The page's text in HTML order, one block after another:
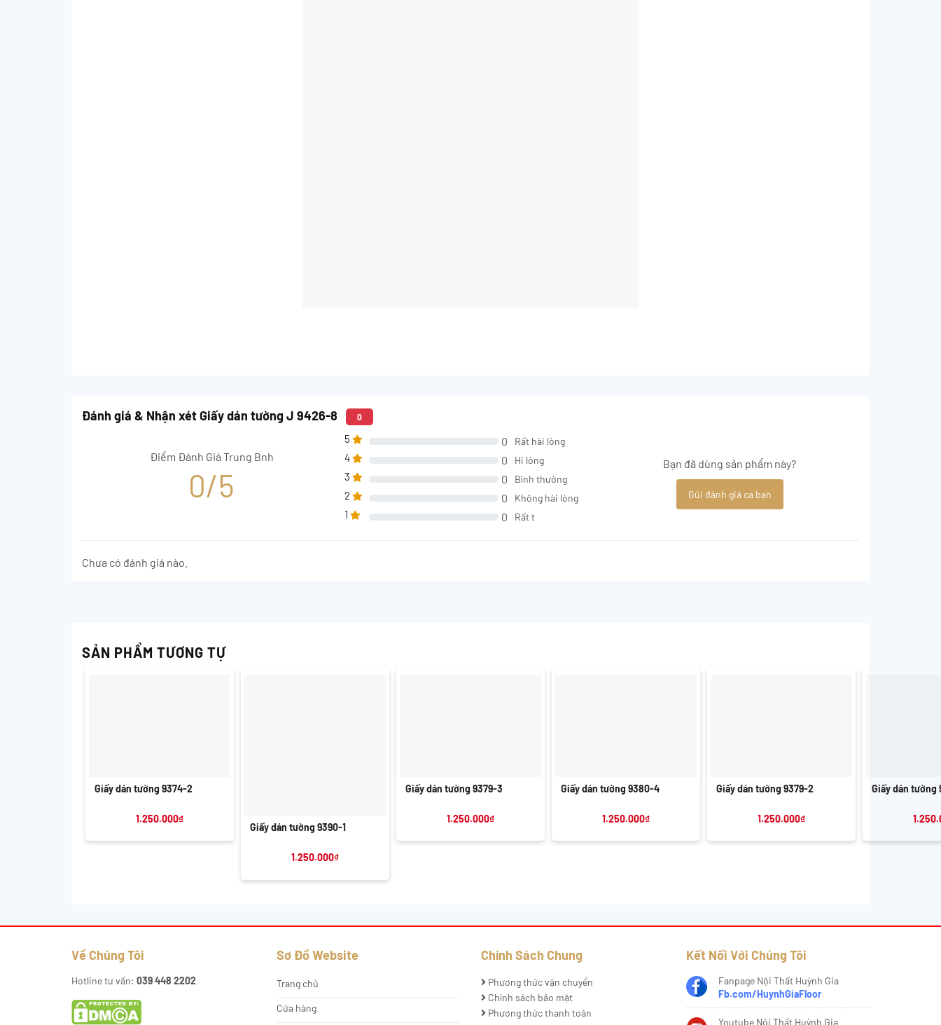
Đánh giá & Nhận xét Giấy dán tường J 9426-8 0
Điểm Đánh Giá Trung Bnh
0/5
5 0 Rất hài lòng
4 0 Hi lòng
3 0 Bình thường
2 0 Không hài lòng
1 0 Rất t
Bạn đã dùng sản phẩm này?
Gửi đánh giá ca bạn
Chưa có đánh giá nào.
SẢN PHẨM TƯƠNG TỰ
Giấy dán tường 9374-2
1.250.000₫
Giấy dán tường 9390-1
1.250.000₫
Giấy dán tường 9379-3
1.250.000₫
Giấy dán tường 9380-4
1.250.000₫
Giấy dán tường 9379-2
1.250.000₫
Giấy dán tường
Về Chúng Tôi
Hotline tư vấn: 039 448 2202
Sơ Đồ Website
Trang chủ
Cửa hàng
Chính Sách Chung
Phương thức vận chuyển
Chính sách bảo mật
Phương thức thanh toán
Kết Nối Với Chúng Tôi
Fanpage Nội Thất Huỳnh Gia
Fb.com/HuynhGiaFloor
Youtube Nội Thất Huỳnh Gia